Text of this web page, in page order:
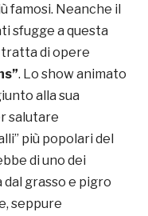
famosi. Neanche il
sfugge a questa
tratta di opere
. Lo show animato
alla sua
salutare
più popolari del
di uno dei
grasso e pigro
seppure